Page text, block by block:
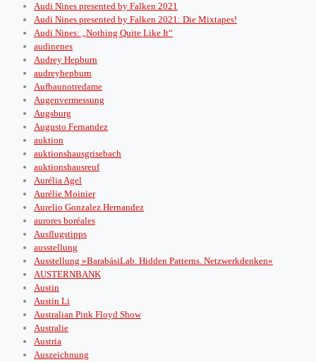
Audi Nines presented by Falken 2021
Audi Nines presented by Falken 2021: Die Mixtapes!
Audi Nines: „Nothing Quite Like It“
audinenes
Audrey Hepburn
audreyhepburn
Aufbaunotredame
Augenvermessung
Augsburg
Augusto Fernandez
auktion
auktionshausgrisebach
auktionshausreuf
Aurélia Agel
Aurélie Moinier
Aurelio Gonzalez Hernandez
aurores boréales
Ausflugstipps
ausstellung
Ausstellung »BarabásiLab. Hidden Patterns. Netzwerkdenken«
AUSTERNBANK
Austin
Austin Li
Australian Pink Floyd Show
Australie
Austria
Auszeichnung